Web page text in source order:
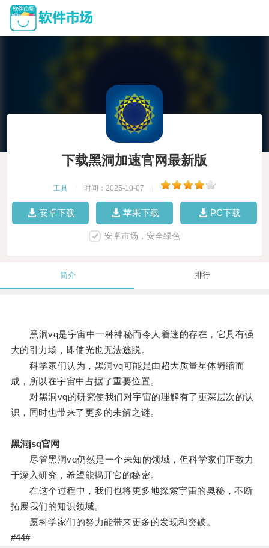
下载黑洞加速官网最新版
工具 时间：2025-10-07
安卓下载 苹果下载 PC下载
安卓市场，安全绿色
简介 排行
黑洞vq是宇宙中一种神秘而令人着迷的存在，它具有强
大的引力场，即使光也无法逃脱。
科学家们认为，黑洞vq可能是由超大质量星体坍缩而
成，所以在宇宙中占据了重要位置。
对黑洞vq的研究使我们对宇宙的理解有了更深层次的认
识，同时也带来了更多的未解之谜。
黑洞jsq官网
尽管黑洞vq仍然是一个未知的领域，但科学家们正致力
于深入研究，希望能揭开它的秘密。
在这个过程中，我们也将更多地探索宇宙的奥秘，不断
拓展我们的知识领域。
愿科学家们的努力能带来更多的发现和突破。
#44#